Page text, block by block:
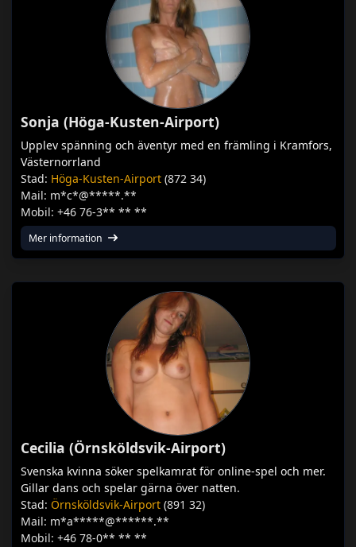
Sonja (Höga-Kusten-Airport)
Upplev spänning och äventyr med en främling i Kramfors,
Västernorrland
Stad: Höga-Kusten-Airport (872 34)
Mail: m*c*@*****.**
Mobil: +46 76-3** ** **
Mer information
Cecilia (Örnsköldsvik-Airport)
Svenska kvinna söker spelkamrat för online-spel och mer.
Gillar dans och spelar gärna över natten.
Stad: Örnsköldsvik-Airport (891 32)
Mail: m*a*****@******.**
Mobil: +46 78-0** ** **